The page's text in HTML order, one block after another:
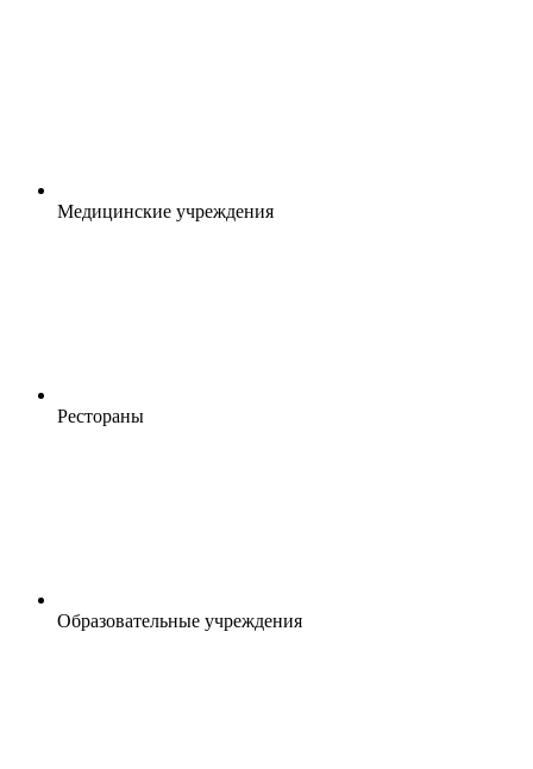
Медицинские учреждения
Рестораны
Образовательные учреждения